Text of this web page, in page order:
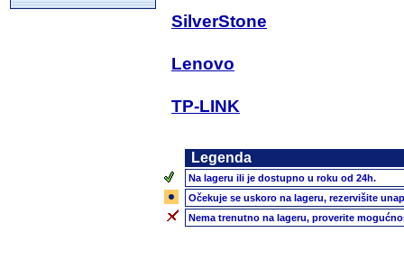
SilverStone
Lenovo
TP-LINK
Legenda
Na lageru ili je dostupno u roku od 24h.
Očekuje se uskoro na lageru, rezervišite
Nema trenutno na lageru, proverite